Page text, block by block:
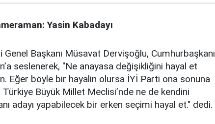
Yasin Kabadayı
Genel Başkanı Müsavat Dervişoğlu, Cumhurbaşkanı
seslenerek, "Ne anayasa değişikliğini hayal et
Eğer böyle bir hayalin olursa İYİ Parti ona sonuna
Türkiye Büyük Millet Meclisi’nde ne de kendini
adayı yapabilecek bir erken seçimi hayal et." dedi.